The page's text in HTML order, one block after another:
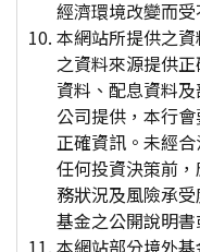
經濟環境改變而
本網站所提供之
之資料來源提供
資料、配息資料
公司提供，本行
正確資訊。未經
任何投資決策前
務狀況及風險承
基金之公開說明書
本網站部分境外